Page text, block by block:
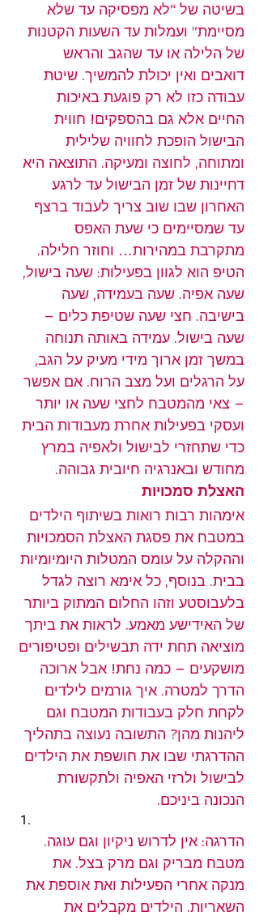
בשיטה של “לא מפסיקה עד שלא
מסיימת” ועמלות עד השעות הקטנות
של הלילה או עד שהגב והראש
דואבים ואין יכולת להמשיך. שיטת
עבודה כזו לא רק פוגעת באיכות
החיים אלא גם בהספקים! חווית
הבישול הופכת לחוויה שלילית
ומתוחה, לחוצה ומעיקה. התוצאה היא
דחיינות של זמן הבישול עד לרגע
האחרון שבו שוב צריך לעבוד ברצף
עד שמסיימים כי שעת האפס
מתקרבת במהירות… וחוזר חלילה.
הטיפ הוא לגוון בפעילות: שעה בישול,
שעה אפיה. שעה בעמידה, שעה
בישיבה. חצי שעה שטיפת כלים –
שעה בישול. עמידה באותה תנוחה
במשך זמן ארוך מידי מעיק על הגב,
על הרגלים ועל מצב הרוח. אם אפשר
– צאי מהמטבח לחצי שעה או יותר
ועסקי בפעילות אחרת מעבודות הבית
כדי שתחזרי לבישול ולאפיה במרץ
מחודש ובאנרגיה חיובית גבוהה.
האצלת סמכויות
אימהות רבות רואות בשיתוף הילדים
במטבח את פסגת האצלת הסמכויות
וההקלה על עומס המטלות היומיומיות
בבית. בנוסף, כל אימא רוצה לגדל
בלעבוסטע וזהו החלום המתוק ביותר
של האידישע מאמע. לראות את ביתך
מוציאה תחת ידה תבשילים ופטיפורים
מושקעים – כמה נחת! אבל ארוכה
הדרך למטרה. איך גורמים לילדים
לקחת חלק בעבודות המטבח וגם
ליהנות מהן? התשובה נעוצה בתהליך
ההדרגתי שבו את חושפת את הילדים
לבישול ולרזי האפיה ולתקשורת
הנכונה ביניכם.
הדרגה: אין לדרוש ניקיון וגם עוגה.
מטבח מבריק וגם מרק בצל. את
מנקה אחרי הפעילות ואת אוספת את
השאריות. הילדים מקבלים את